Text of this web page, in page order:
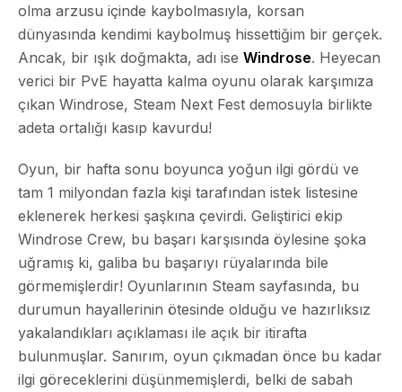
olma arzusu içinde kaybolmasıyla, korsan
dünyasında kendimi kaybolmuş hissettiğim bir gerçek.
Ancak, bir ışık doğmakta, adı ise Windrose. Heyecan
verici bir PvE hayatta kalma oyunu olarak karşımıza
çıkan Windrose, Steam Next Fest demosuyla birlikte
adeta ortalığı kasıp kavurdu!
Oyun, bir hafta sonu boyunca yoğun ilgi gördü ve
tam 1 milyondan fazla kişi tarafından istek listesine
eklenerek herkesi şaşkına çevirdi. Geliştirici ekip
Windrose Crew, bu başarı karşısında öylesine şoka
uğramış ki, galiba bu başarıyı rüyalarında bile
görmemişlerdir! Oyunlarının Steam sayfasında, bu
durumun hayallerinin ötesinde olduğu ve hazırlıksız
yakalandıkları açıklaması ile açık bir itirafta
bulunmuşlar. Sanırım, oyun çıkmadan önce bu kadar
ilgi göreceklerini düşünmemişlerdi, belki de sabah